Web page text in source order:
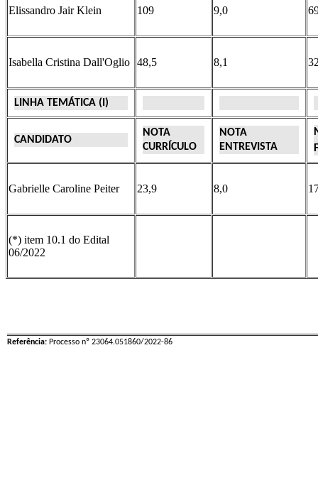
Elissandro Jair Klein 109 9,0
Isabella Cristina Dall'Oglio 48,5 8,1
LINHA TEMÁTICA (I)
CANDIDATO
NOTA
CURRÍCULO
NOTA
ENTREVISTA
Gabrielle Caroline Peiter 23,9 8,0
(*) item 10.1 do Edital
06/2022
Referência: Processo nº 23064.051860/2022-86